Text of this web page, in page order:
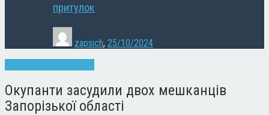
притулок
zapsich, 25/10/2024
Окупанти засудили двох мешканців
Запорізької області